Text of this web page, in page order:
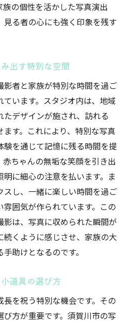
の個性を活かした写真演出
る者の心にも強く印象を残す
出す特別な空間
者と家族が特別な時間を過ご
います。スタジオ内は、地域
デザインが施され、訪れる
す。これにより、特別な写真
を通じて記憶に残る時間を提
ちゃんの無垢な笑顔を引き出
に細心の注意を払います。ま
スし、一緒に楽しい時間を過ご
囲気が作られています。この
影は、写真に収められた瞬間が
くように感じさせ、家族の大
助けとなるのです。
道具の選び方
を祝う特別な機会です。その
び方が重要です。須賀川市の写